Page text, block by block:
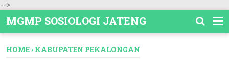
-->
MGMP SOSIOLOGI JATENG
HOME› KABUPATEN PEKALONGAN